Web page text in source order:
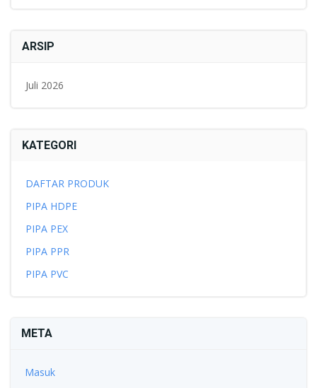
ARSIP
Juli 2026
KATEGORI
DAFTAR PRODUK
PIPA HDPE
PIPA PEX
PIPA PPR
PIPA PVC
META
Masuk